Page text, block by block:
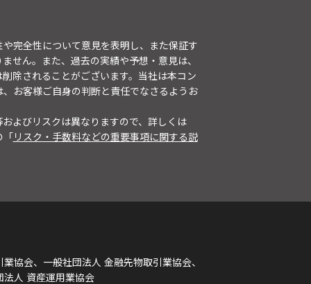
完全性について意見を表明し、また保証す
せん。また、過去の実績や予想・意見は、
除されることがございます。当社は本コン
お客様ご自身の判断と責任でなさるようお
よびリスクは異なりますので、詳しくは
「リスク・手数料などの重要事項に関する説
協会、一般社団法人 金融先物取引業協会、
人 資産運用業協会